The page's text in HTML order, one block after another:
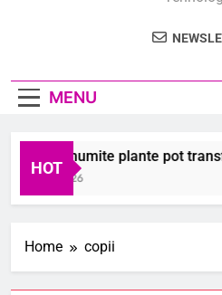
MENU
HOT
că anumite plante pot
2026
Home copii